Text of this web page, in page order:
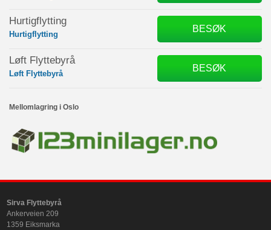
Hurtigflytting
Hurtigflytting
BESØK
Løft Flyttebyrå
Løft Flyttebyrå
BESØK
Mellomlagring i Oslo
Sirva Flyttebyrå
Ankerveien 209
1359 Eiksmarka